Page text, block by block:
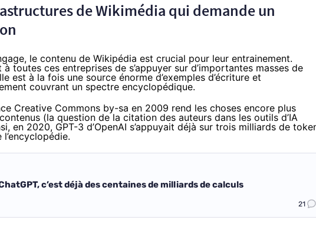
de Wikimédia qui demande un
le contenu de Wikipédia est crucial pour leur entrainement.
toutes ces entreprises de s’appuyer sur d’importantes masses de
est à la fois une source énorme d’exemples d’écriture et
couvrant un spectre encyclopédique.
Creative Commons by-sa en 2009 rend les choses encore plus
(la question de la citation des auteurs dans les outils d’IA
en 2020, GPT-3 d’OpenAI s’appuyait déjà sur trois milliards de
c’est déjà des centaines de milliards de calculs
21